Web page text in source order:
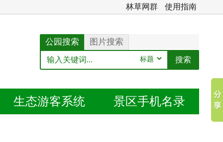
林草网群 使用指南
公园搜索 图片搜索
生态游客系统 景区手机名录